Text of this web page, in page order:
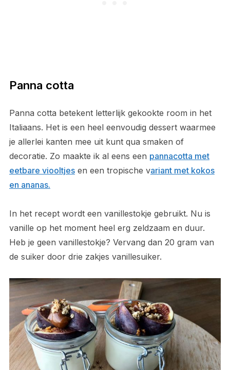
Panna cotta
Panna cotta betekent letterlijk gekookte room in het
Italiaans. Het is een heel eenvoudig dessert waarmee
je allerlei kanten mee uit kunt qua smaken of
decoratie. Zo maakte ik al eens een pannacotta met
eetbare viooltjesen een tropische variant met kokos
en ananas.
In het recept wordt een vanillestokje gebruikt. Nu is
vanille op het moment heel erg zeldzaam en duur.
Heb je geen vanillestokje? Vervang dan 20 gram van
de suiker door drie zakjes vanillesuiker.